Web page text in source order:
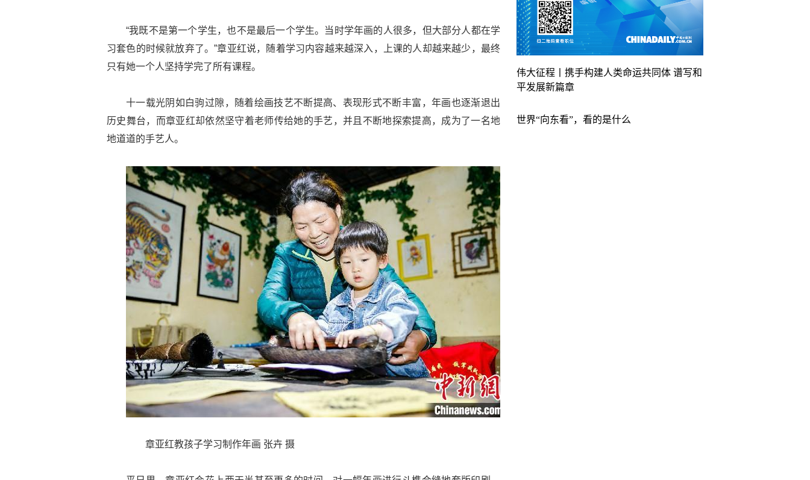
“我既不是第一个学生，也不是最后一个学生。当时学年画的人很多，但大部分人都在学
习套色的时候就放弃了。”章亚红说，随着学习内容越来越深入，上课的人却越来越少，最终
只有她一个人坚持学完了所有课程。
十一载光阴如白驹过隙，随着绘画技艺不断提高、表现形式不断丰富，年画也逐渐退出
历史舞台，而章亚红却依然坚守着老师传给她的手艺，并且不断地探索提高，成为了一名地
地道道的手艺人。
章亚红教孩子学习制作年画 张卉 摄
伟大征程丨携手构建人类命运共同体 谱写和
平发展新篇章
世界“向东看”，看的是什么